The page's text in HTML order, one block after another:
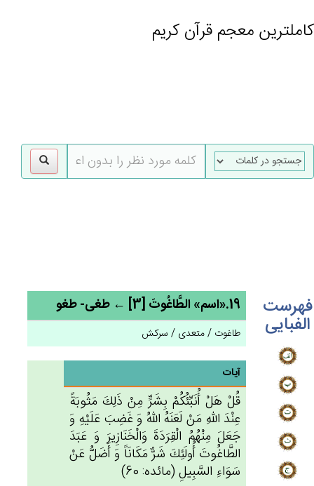
کاملترین معجم قرآن کریم
فهرست
الفبایی
19.«اسم» الطَّاغُوت‌َ [3] ← طغی- طغو
طاغوت / متعدی / سرکش
آیات
قُل‌ْ هَل‌ْ أُنَبِّئُكُمْ‌ بِشَرٍّ مِنْ‌ ذَلِك‌َ مَثُوبَة‌ً
عِنْدَ الله‌ِ مَنْ‌ لَعَنَه‌ُ الله‌ُ وَ غَضِب‌َ عَلَيْه‌ِ وَ
جَعَل‌َ مِنْهُم‌ُ الْقِرَدَة‌َ وَالْخَنَازِيرَ وَ عَبَدَ
الطَّاغُوت‌َ أُولَئِك‌َ شَرٌّ مَكَانَاً وَ أَضَل‌ُّ عَنْ‌
سَوَاءِ السَّبِيل‌ِ (مائده: 60)